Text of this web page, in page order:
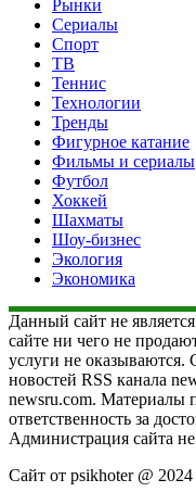
Рынки
Сериалы
Спорт
ТВ
Теннис
Технологии
Тренды
Фигурное катание
Фильмы и сериалы
Футбол
Хоккей
Шахматы
Шоу-бизнес
Экология
Экономика
Данный сайт не
сайте ни чего не
услуги не оказываются.
новостей RSS канала
newsru.com. Материалы
ответственность за
Администрация сайта не
Сайт от psikhoter @ 2024